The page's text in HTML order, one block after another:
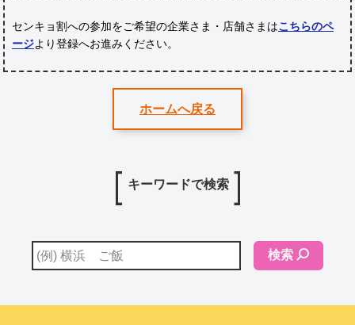
センキョ割への参加をご希望の企業さま・店舗さまはこちらのペ
ージより登録へお進みください。
ホームへ戻る
キーワードで検索
検索